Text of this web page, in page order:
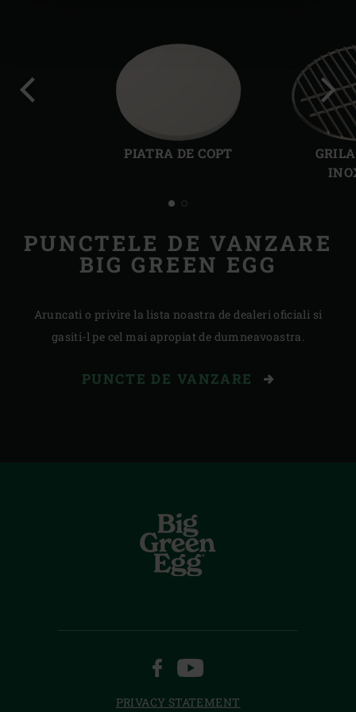
PIATRA DE COPT
ul
PUNCTELE DE VANZARE
BIG GREEN EGG
Aruncati o privire la lista noastra de dealeri oficiali si
gasiti-l pe cel mai apropiat de dumneavoastra.
PUNCTE DE VANZARE
FACEBOOKYOUTUBE
PRIVACY STATEMENT